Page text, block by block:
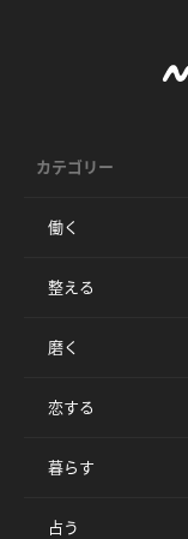
カテゴリー
働く
整える
磨く
恋する
暮らす
占う